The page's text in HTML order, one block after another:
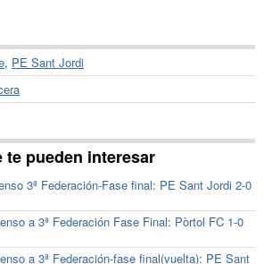
, PE Sant Jordi
te pueden interesar
3ª Federación-Fase final: PE Sant Jordi 2-0
a 3ª Federación Fase Final: Pòrtol FC 1-0
a 3ª Federación-fase final(vuelta): PE Sant